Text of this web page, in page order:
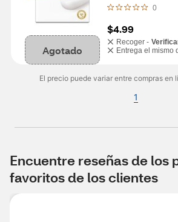
Agotado
0
$4.99
Recoger -
Entrega el mismo
El precio puede variar entre compras en
1
Encuentre reseñas de los
favoritos de los clientes